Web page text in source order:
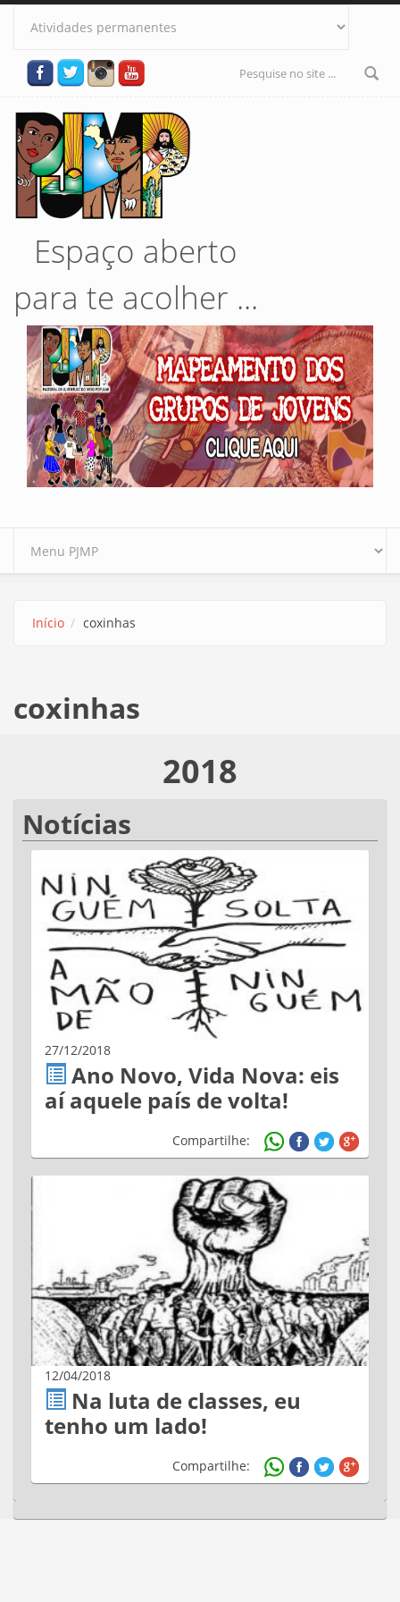
Pular para o conteúdo principal
Formulário
Espaço aberto
para te acolher ...
Início coxinhas
coxinhas
2018
Notícias
27/12/2018
Ano Novo, Vida Nova: eis
aí aquele país de volta!
Compartilhe:
12/04/2018
Na luta de classes, eu
tenho um lado!
Compartilhe: